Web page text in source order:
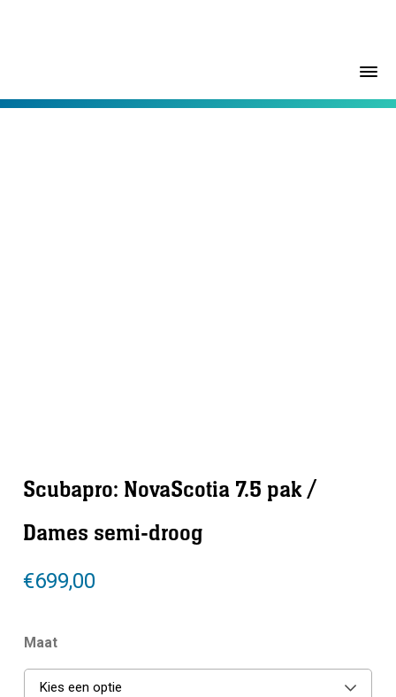
Scubapro: NovaScotia 7.5 pak /
Dames semi-droog
€699,00
Maat
Kies een optie